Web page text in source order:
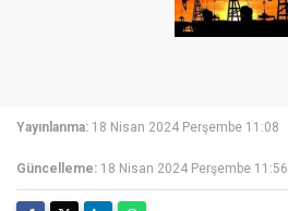
Yayınlanma: 18 Nisan 2024 Perşembe 11:08
Güncelleme: 18 Nisan 2024 Perşembe 11:56